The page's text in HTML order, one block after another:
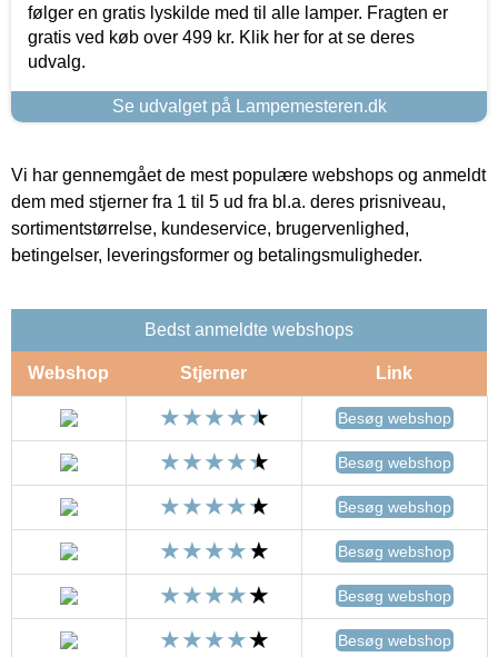
følger en gratis lyskilde med til alle lamper. Fragten er
gratis ved køb over 499 kr. Klik her for at se deres
udvalg.
Se udvalget på Lampemesteren.dk
Vi har gennemgået de mest populære webshops og anmeldt
dem med stjerner fra 1 til 5 ud fra bl.a. deres prisniveau,
sortimentstørrelse, kundeservice, brugervenlighed,
betingelser, leveringsformer og betalingsmuligheder.
Bedst anmeldte webshops
Webshop Stjerner Link
Besøg webshop
Besøg webshop
Besøg webshop
Besøg webshop
Besøg webshop
Besøg webshop